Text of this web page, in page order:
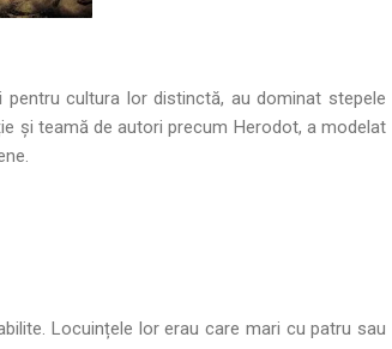
cultura lor distinctă, au dominat stepele
și teamă de autori precum Herodot, a modelat
Locuințele lor erau care mari cu patru sau